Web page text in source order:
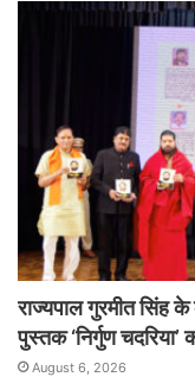
राज्यपाल गुरमीत सिंह
पुस्तक ‘निर्गुण चदरिया’
August 6, 2026